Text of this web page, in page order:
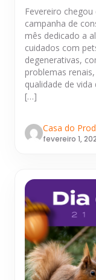
Fevereiro
campanha de
mês dedicado a
cuidados com
degenerativas,
problemas
qualidade de
[…]
Casa do
fevereiro 1,